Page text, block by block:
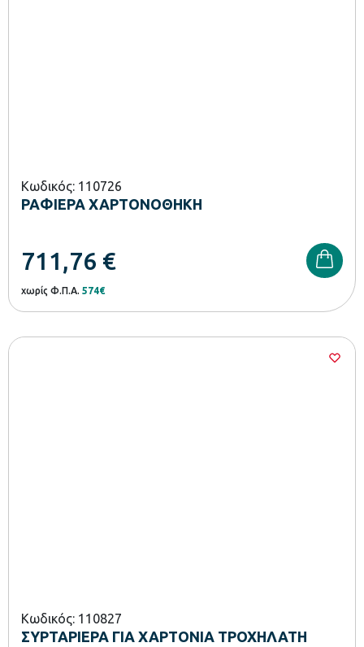
Κωδικός: 110726
ΡΑΦΙΕΡΑ ΧΑΡΤΟΝΟΘΗΚΗ
711,76 €
χωρίς Φ.Π.Α. 574€
Κωδικός: 110827
ΣΥΡΤΑΡΙΕΡΑ ΓΙΑ ΧΑΡΤΟΝΙΑ ΤΡΟΧΗΛΑΤΗ